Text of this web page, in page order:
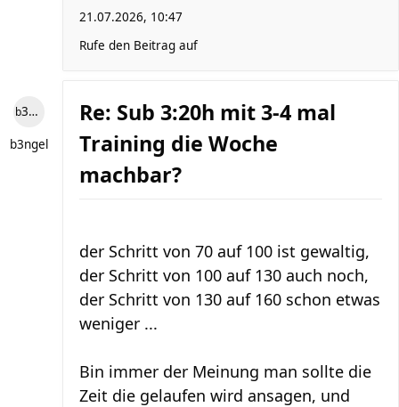
21.07.2026, 10:47
Rufe den Beitrag auf
b3ngel
b3ngel
Re: Sub 3:20h mit 3-4 mal
Training die Woche
machbar?
der Schritt von 70 auf 100 ist gewaltig,
der Schritt von 100 auf 130 auch noch,
der Schritt von 130 auf 160 schon etwas
weniger ...
Bin immer der Meinung man sollte die
Zeit die gelaufen wird ansagen, und